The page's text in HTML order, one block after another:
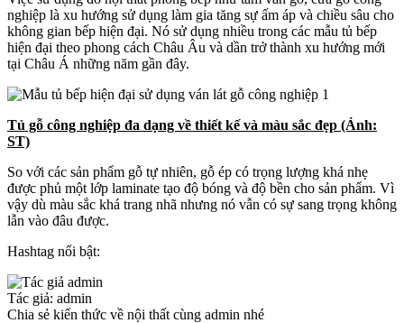
nghiệp là xu hướng sử dụng làm gia tăng sự ấm áp và chiều sâu cho
không gian bếp hiện đại. Nó sử dụng nhiều trong các mẫu tủ bếp
hiện đại theo phong cách Châu Âu và dần trở thành xu hướng mới
tại Châu Á những năm gần đây.
Tủ gỗ công nghiệp đa dạng về thiết kế và màu sắc đẹp (Ảnh:
ST)
So với các sản phẩm gỗ tự nhiên, gỗ ép có trọng lượng khá nhẹ
được phủ một lớp laminate tạo độ bóng và độ bền cho sản phẩm. Vì
vậy dù màu sắc khá trang nhã nhưng nó vẫn có sự sang trọng không
lẫn vào đâu được.
Hashtag nổi bật:
Tác giả: admin
Chia sẻ kiến thức về nội thất cùng admin nhé